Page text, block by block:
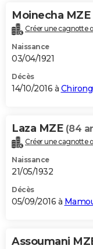
Moinecha MZE
Créer une cagnotte
Naissance
03/04/1921
Décès
14/10/2016 à
Laza MZE (84
Créer une cagnotte
Naissance
21/05/1932
Décès
05/09/2016 à
Assoumani